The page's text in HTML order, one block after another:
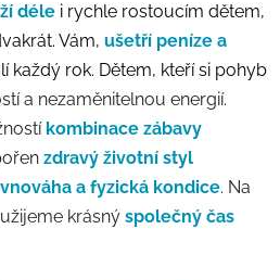
déle i rychle rostoucím dětem,
Vám, ušetří peníze a
každý rok. Dětem, kteří si pohyb
a nezaměnitelnou energií.
kombinace zábavy
zdravý životní styl
a fyzická kondice. Na
krásný společný čas